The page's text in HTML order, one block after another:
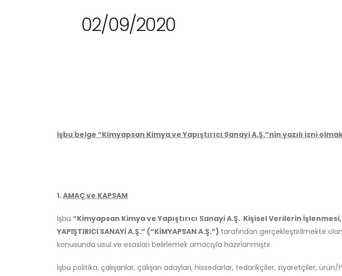
02/09/2020
İşbu belge “Kimyapsan Kimya ve Yapıştırıcı Sanayi A.Ş.”nin yazılı izni
1.AMAÇ ve KAPSAM
İşbu “Kimyapsan Kimya ve Yapıştırıcı Sanayi A.Ş. Kişisel Verilerin
YAPIŞTIRICI SANAYİ A.Ş.” (“KİMYAPSAN A.Ş.”) tarafından gerçekleştirilmekte
konusunda usul ve esasları belirlemek amacıyla hazırlanmıştır.
İşbu politika, çalışanlar, çalışan adayları, hissedarlar, tedarikçiler, ziyaretçiler,